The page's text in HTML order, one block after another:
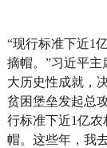
“现行标准下近1
摘帽。”习近平主
大历史性成就，
贫困堡垒发起总
行标准下近1亿
帽。这些年，我